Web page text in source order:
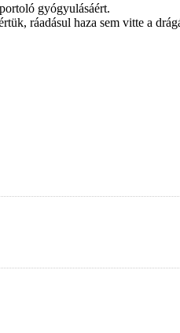
gyógyulásáért.
ráadásul haza sem vitte a